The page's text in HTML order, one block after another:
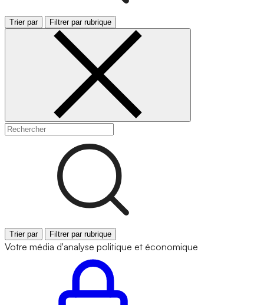
Trier par Filtrer par rubrique
Trier par Filtrer par rubrique
Votre média d'analyse politique et économique